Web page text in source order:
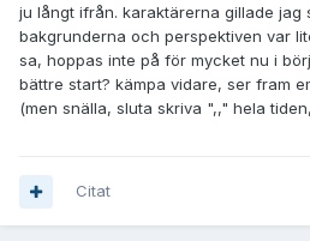
ju långt ifrån. karaktärerna gillade jag
bakgrunderna och perspektiven var
sa, hoppas inte på för mycket nu i
bättre start? kämpa vidare, ser fram
(men snälla, sluta skriva ",," hela
Citat